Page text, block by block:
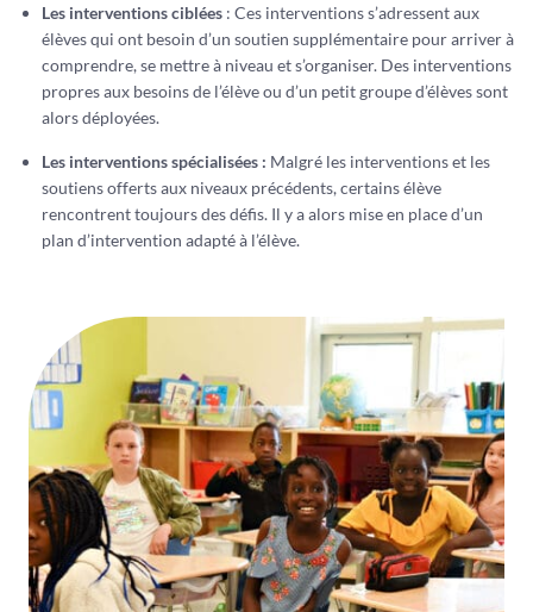
Les interventions ciblées : Ces interventions s’adressent aux
élèves qui ont besoin d’un soutien supplémentaire pour arriver à
comprendre, se mettre à niveau et s’organiser. Des interventions
propres aux besoins de l’élève ou d’un petit groupe d’élèves sont
alors déployées.
Les interventions spécialisées : Malgré les interventions et les
soutiens offerts aux niveaux précédents, certains élève
rencontrent toujours des défis. Il y a alors mise en place d’un
plan d’intervention adapté à l’élève.